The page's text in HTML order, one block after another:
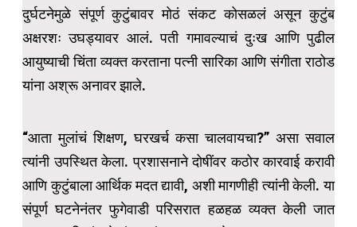
दुर्घटनेमुळे संपूर्ण कुटुंबावर मोठं संकट कोसळलं असून कुटुंब
अक्षरशः उघड्यावर आलं. पती गमावल्याचं दुःख आणि पुढील
आयुष्याची चिंता व्यक्त करताना पत्नी सारिका आणि संगीता राठोड
यांना अश्रू अनावर झाले.
“आता मुलांचं शिक्षण, घरखर्च कसा चालवायचा?” असा सवाल
त्यांनी उपस्थित केला. प्रशासनाने दोषींवर कठोर कारवाई करावी
आणि कुटुंबाला आर्थिक मदत द्यावी, अशी मागणीही त्यांनी केली. या
संपूर्ण घटनेनंतर फुगेवाडी परिसरात हळहळ व्यक्त केली जात